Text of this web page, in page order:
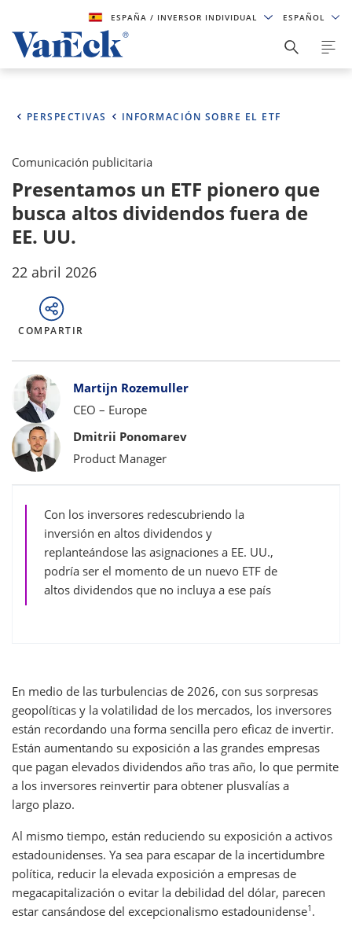
ESPAÑA/ INVERSOR INDIVIDUAL ESPAÑOL
PERSPECTIVAS INFORMACIÓN SOBRE EL ETF
Comunicación publicitaria
Presentamos un ETF pionero que
busca altos dividendos fuera de
EE. UU.
22 abril 2026
COMPARTIR
Bylines
Martijn Rozemuller
CEO – Europe
Dmitrii Ponomarev
Product Manager
Con los inversores redescubriendo la
inversión en altos dividendos y
replanteándose las asignaciones a EE. UU.,
podría ser el momento de un nuevo ETF de
altos dividendos que no incluya a ese país
En medio de las turbulencias de 2026, con sus sorpresas
geopolíticas y la volatilidad de los mercados, los inversores
están recordando una forma sencilla pero eficaz de invertir.
Están aumentando su exposición a las grandes empresas
que pagan elevados dividendos año tras año, lo que permite
a los inversores reinvertir para obtener plusvalías a
largo plazo.
Al mismo tiempo, están reduciendo su exposición a activos
estadounidenses. Ya sea para escapar de la incertidumbre
política, reducir la elevada exposición a empresas de
megacapitalización o evitar la debilidad del dólar, parecen
estar cansándose del excepcionalismo estadounidense1 .